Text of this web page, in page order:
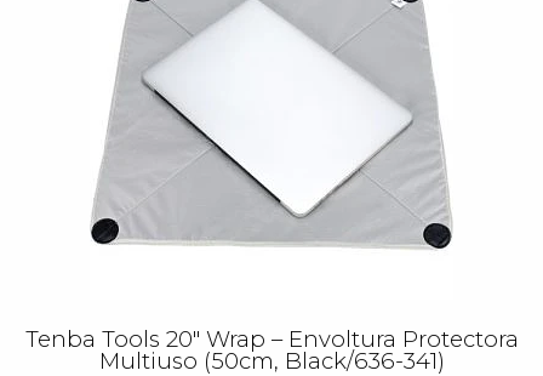
Tenba Tools 20″ Wrap – Envoltura Protectora
Multiuso (50cm, Black/636-341)